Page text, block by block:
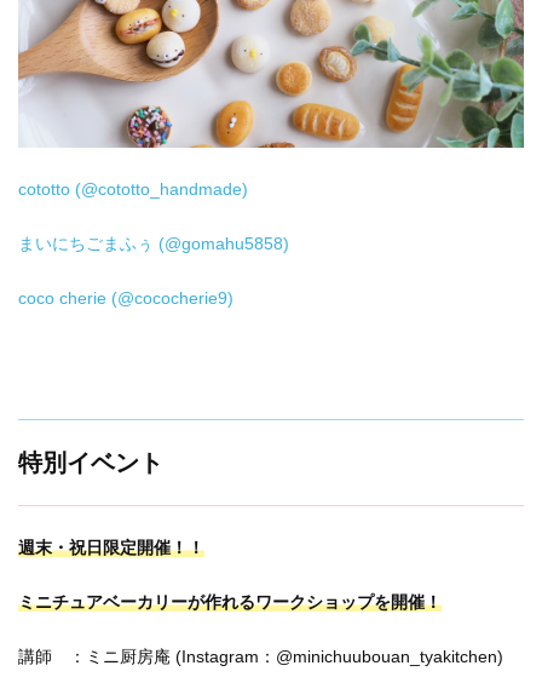
cototto (@cototto_handmade)
まいにちごまふぅ (@gomahu5858)
coco cherie (@cococherie9)
特別イベント
週末・祝日限定開催！！
ミニチュアベーカリーが作れるワークショップを開催！
講師 ：ミニ厨房庵 (Instagram：@minichuubouan_tyakitchen)